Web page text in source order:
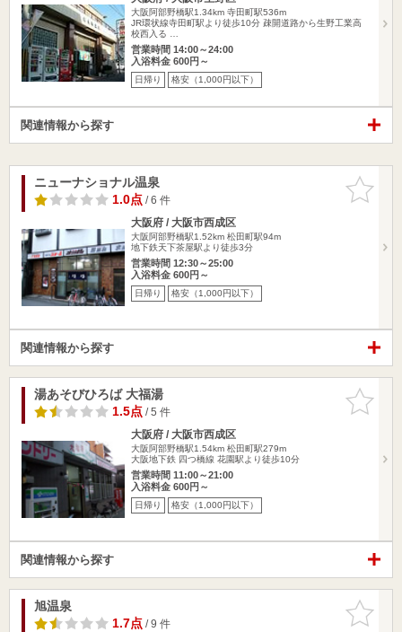
大阪阿部野橋駅1.34km 寺田町駅536m
JR環状線寺田町駅より徒歩10分 疎開道路から生野工業高
校西入る …
営業時間 14:00～24:00
入浴料金 600円～
日帰り 格安（1,000円以下）
関連情報から探す
お気に入
りに追加
ニューナショナル温泉
1.0点/ 6 件
大阪府 / 大阪市西成区
大阪阿部野橋駅1.52km 松田町駅94m
地下鉄天下茶屋駅より徒歩3分
営業時間 12:30～25:00
入浴料金 600円～
日帰り 格安（1,000円以下）
関連情報から探す
お気に入
りに追加
湯あそびひろば 大福湯
1.5点/ 5 件
大阪府 / 大阪市西成区
大阪阿部野橋駅1.54km 松田町駅279m
大阪地下鉄 四つ橋線 花園駅より徒歩10分
営業時間 11:00～21:00
入浴料金 600円～
日帰り 格安（1,000円以下）
関連情報から探す
お気に入
りに追加
旭温泉
1.7点/ 9 件